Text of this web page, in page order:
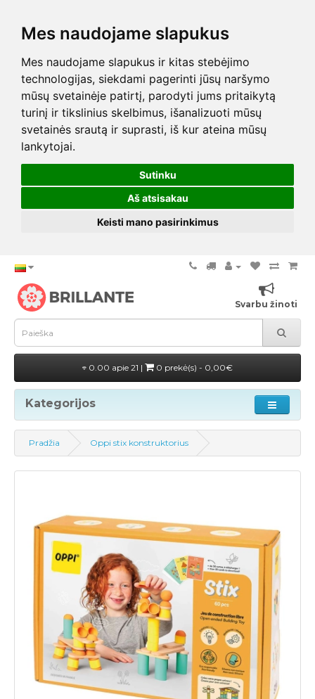
Mes naudojame slapukus
Mes naudojame slapukus ir kitas stebėjimo
technologijas, siekdami pagerinti jūsų naršymo
mūsų svetainėje patirtį, parodyti jums pritaikytą
turinį ir tikslinius skelbimus, išanalizuoti mūsų
svetainės srautą ir suprasti, iš kur ateina mūsų
lankytojai.
Sutinku
Aš atsisakau
Keisti mano pasirinkimus
Svarbu žinoti
0.00 apie 21 | 0 prekė(s) - 0,00€
Kategorijos
Pradžia Oppi stix konstruktorius